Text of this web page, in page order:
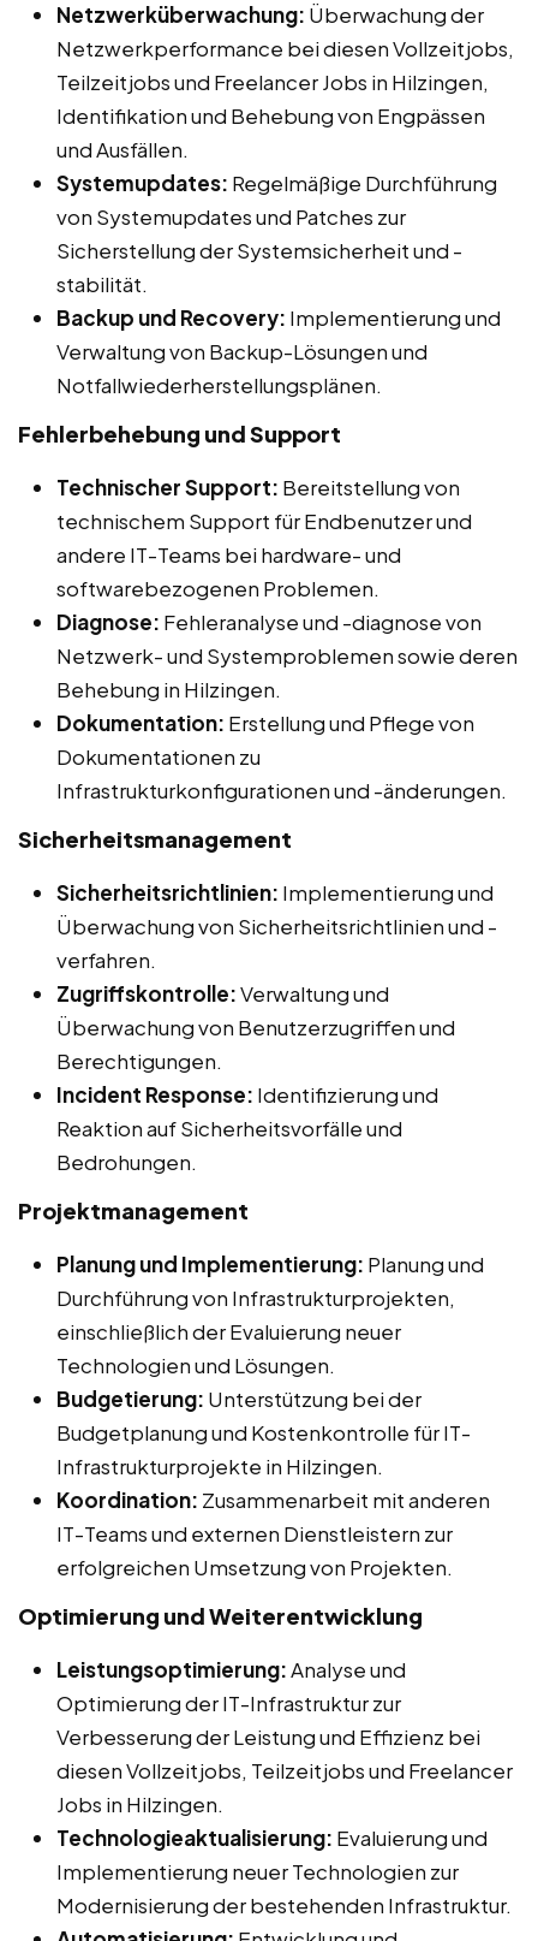
Netzwerküberwachung: Überwachung der
Netzwerkperformance bei diesen Vollzeitjobs,
Teilzeitjobs und Freelancer Jobs in Hilzingen,
Identifikation und Behebung von Engpässen
und Ausfällen.
Systemupdates: Regelmäßige Durchführung
von Systemupdates und Patches zur
Sicherstellung der Systemsicherheit und -
stabilität.
Backup und Recovery: Implementierung und
Verwaltung von Backup-Lösungen und
Notfallwiederherstellungsplänen.
Fehlerbehebung und Support
Technischer Support: Bereitstellung von
technischem Support für Endbenutzer und
andere IT-Teams bei hardware- und
softwarebezogenen Problemen.
Diagnose: Fehleranalyse und -diagnose von
Netzwerk- und Systemproblemen sowie deren
Behebung in Hilzingen.
Dokumentation: Erstellung und Pflege von
Dokumentationen zu
Infrastrukturkonfigurationen und -änderungen.
Sicherheitsmanagement
Sicherheitsrichtlinien: Implementierung und
Überwachung von Sicherheitsrichtlinien und -
verfahren.
Zugriffskontrolle:Verwaltung und
Überwachung von Benutzerzugriffen und
Berechtigungen.
Incident Response: Identifizierung und
Reaktion auf Sicherheitsvorfälle und
Bedrohungen.
Projektmanagement
Planung und Implementierung: Planung und
Durchführung von Infrastrukturprojekten,
einschließlich der Evaluierung neuer
Technologien und Lösungen.
Budgetierung: Unterstützung bei der
Budgetplanung und Kostenkontrolle für IT-
Infrastrukturprojekte in Hilzingen.
Koordination: Zusammenarbeit mit anderen
IT-Teams und externen Dienstleistern zur
erfolgreichen Umsetzung von Projekten.
Optimierung und Weiterentwicklung
Leistungsoptimierung:Analyse und
Optimierung der IT-Infrastruktur zur
Verbesserung der Leistung und Effizienz bei
diesen Vollzeitjobs, Teilzeitjobs und Freelancer
Jobs in Hilzingen.
Technologieaktualisierung: Evaluierung und
Implementierung neuer Technologien zur
Modernisierung der bestehenden Infrastruktur.